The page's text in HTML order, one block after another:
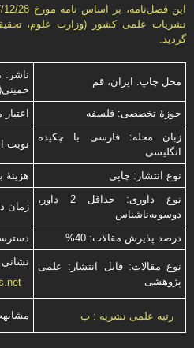
نشریات علمی كشور (وزارت علوم،
گردید.
محل چاپ: ایران، قم
حوزۀ تخصصی: فلسفه
زبان مجله: فارسی با چكیده
انگلیسی
نوبت
نوع انتشار: چاپی
هزینۀ
نوع داوری: حداقل 2 داور،
دوسویه‌ناشناس
زمان
درصد پذیرش مقالات: 40%
نوع مقالات: قابل انتشار: علمی
پژوهشی
رتبه علمی نشریه : ب